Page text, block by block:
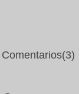
Comentarios(3)